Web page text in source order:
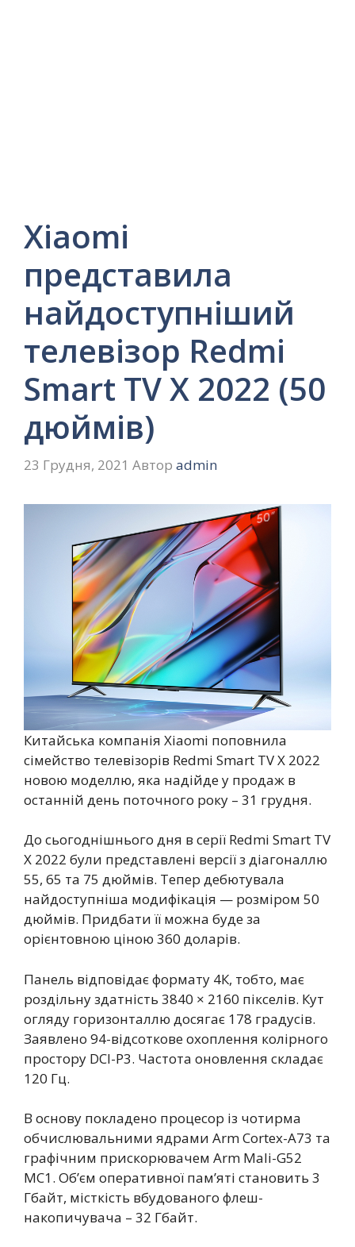
Xiaomi
представила
найдоступніший
телевізор Redmi
Smart TV X 2022 (50
дюймів)
23 Грудня, 2021 Автор admin
Китайська компанія Xiaomi поповнила
сімейство телевізорів Redmi Smart TV X 2022
новою моделлю, яка надійде у продаж в
останній день поточного року – 31 грудня.
До сьогоднішнього дня в серії Redmi Smart TV
X 2022 були представлені версії з діагоналлю
55, 65 та 75 дюймів. Тепер дебютувала
найдоступніша модифікація — розміром 50
дюймів. Придбати її можна буде за
орієнтовною ціною 360 доларів.
Панель відповідає формату 4К, тобто, має
роздільну здатність 3840 × 2160 пікселів. Кут
огляду горизонталлю досягає 178 градусів.
Заявлено 94-відсоткове охоплення колірного
простору DCI-P3. Частота оновлення складає
120 Гц.
В основу покладено процесор із чотирма
обчислювальними ядрами Arm Cortex-A73 та
графічним прискорювачем Arm Mali-G52
MC1. Об’єм оперативної пам’яті становить 3
Гбайт, місткість вбудованого флеш-
накопичувача – 32 Гбайт.